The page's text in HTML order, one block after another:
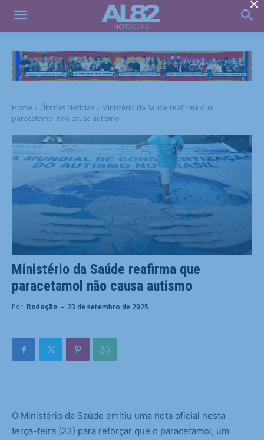
Home Últimas Notícias
Ministério da Saúde reafirma que
paracetamol não causa autismo
Ministério da Saúde reafirma que
paracetamol não causa autismo
Por: Redação - 23 de setembro de 2025
O Ministério da Saúde emitiu uma nota oficial nesta
terça-feira (23) para reforçar que o paracetamol, um